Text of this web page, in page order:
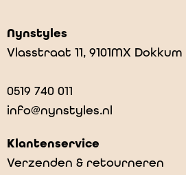
Nynstyles
Vlasstraat 11, 9101MX Dokkum
0519 740 011
info@nynstyles.nl
Klantenservice
Verzenden & retourneren